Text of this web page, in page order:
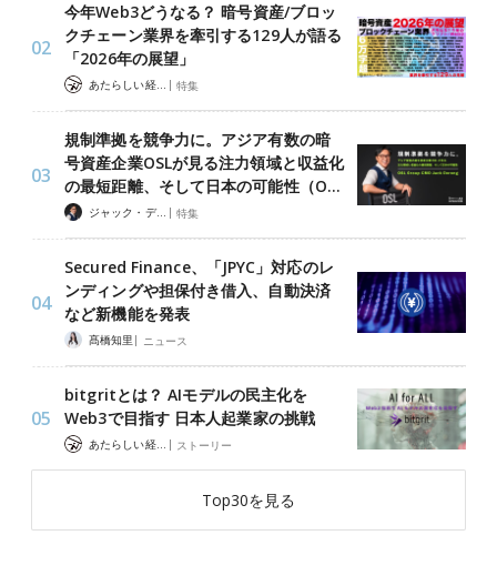
今年Web3どうなる？ 暗号資産/ブロッ
クチェーン業界を牽引する129人が語る
「2026年の展望」
あたらしい経済 編集部 | 特集
規制準拠を競争力に。アジア有数の暗
号資産企業OSLが見る注力領域と収益化
の最短距離、そして日本の可能性（O…
ジャック・デロン（Jack Derong） | 特集
Secured Finance、「JPYC」対応のレ
ンディングや担保付き借入、自動決済
など新機能を発表
髙橋知里 | ニュース
bitgritとは？ AIモデルの民主化を
Web3で目指す 日本人起業家の挑戦
あたらしい経済 編集部 | ストーリー
Top30を見る